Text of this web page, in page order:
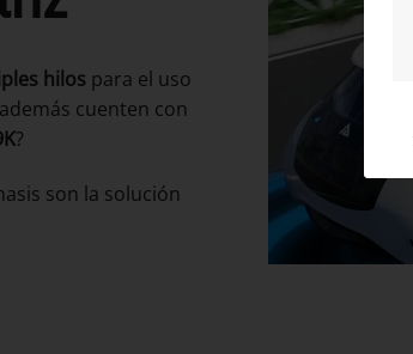
hilos para el uso
cuenten con
?
son la solución